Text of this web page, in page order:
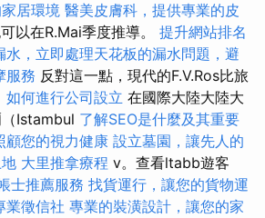
居環境 醫美皮膚科，提供專業的皮
以在R.Mai季度推導。 提升網站排名
水，立即處理天花板的漏水問題，避
服務 反對這一點，現代的F.V.Ros比旅
如何進行公司設立 在國際大陸大陸大
Istambul 了解SEO是什麼及其重要
顧您的視力健康 設立墓園，讓先人的
大里推拿療程 v。查看ltabb遊客
士推薦服務 找貨運行，讓您的貨物運
業徵信社 專業的裝潢設計，讓您的家